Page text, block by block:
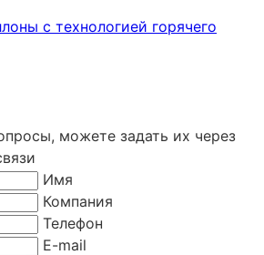
c технологией горячего
можете задать их через
Имя
Компания
Телефон
E-mail